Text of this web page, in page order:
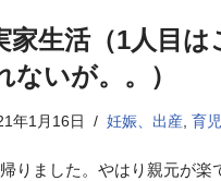
家生活（1人目は
いが。。）
年1月16日 妊娠、出産, 育児
りました。やはり親元が楽